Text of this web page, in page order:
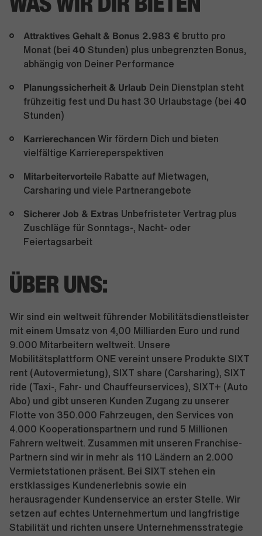
Attraktives Gehalt & Bonus 2.983 € brutto pro
Monat (bei 40 Stunden) plus unbegrenzten Bonus,
abhängig von Deiner Performance
Planungssicherheit & Urlaub Dein Dienstplan steht
frühzeitig fest und Du hast 30 Urlaubstage (bei 40
Stunden)
Karrierechancen Wir fördern Dich und bieten
vielfältige Karriereperspektiven
Mitarbeitervorteile Rabatte auf Mietwagen,
Carsharing und viele Partnerangebote
Sicherer Job & Extras Unbefristeter Vertrag plus
Zuschläge für Sonntags-, Nacht- oder
Feiertagsarbeit
ÜBER UNS:
Wir sind ein weltweit führender Mobilitätsdienstleister
mit einem Umsatz von 4,00 Milliarden Euro und rund
9.000 Mitarbeitern weltweit. Unsere
Mobilitätsplattform ONE vereint unsere Produkte SIXT
rent (Autovermietung), SIXT share (Carsharing), SIXT
ride (Taxi-, Fahr- und Chauffeurservices), SIXT+ (Auto
Abo) und gibt unseren Kunden Zugang zu unserer
Flotte von 350.000 Fahrzeugen, den Services von
4.000 Kooperationspartnern und rund 5 Millionen
Fahrern weltweit. Zusammen mit unseren Franchise-
Partnern sind wir in mehr als 110 Ländern an 2.000
Vermietstationen präsent. Bei SIXT stehen ein
erstklassiges Kundenerlebnis sowie ein
herausragender Kundenservice an erster Stelle. Wir
setzen auf echtes Unternehmertum und langfristige
Stabilität und richten unsere Unternehmensstrategie